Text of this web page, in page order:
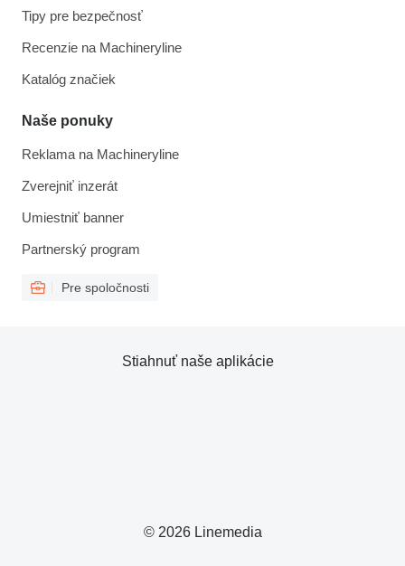
Tipy pre bezpečnosť
Recenzie na Machineryline
Katalóg značiek
Naše ponuky
Reklama na Machineryline
Zverejniť inzerát
Umiestniť banner
Partnerský program
Pre spoločnosti
© 2026 Linemedia
Stiahnuť naše aplikácie